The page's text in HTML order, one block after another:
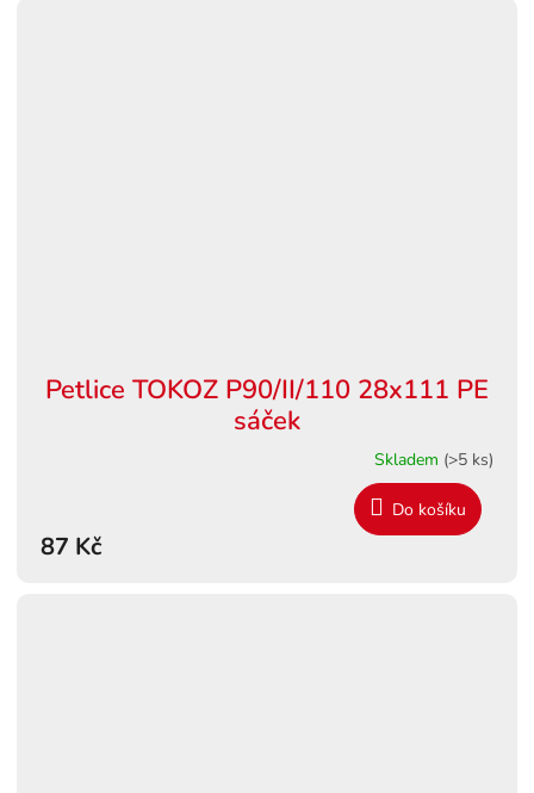
Petlice TOKOZ P90/II/110 28x111 PE
sáček
Skladem (>5 ks)
87 Kč
Do košíku